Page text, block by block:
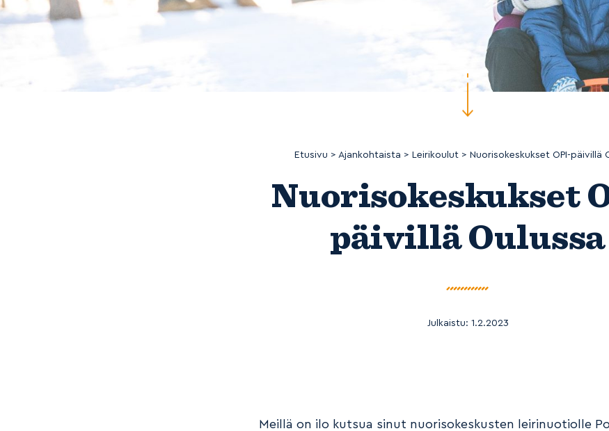
Etusivu > Ajankohtaista > Leirikoulut > Nuorisokeskukset OPI-päivillä
Nuorisokeskukset
päivillä Oulussa
Julkaistu: 1.2.2023
Meillä on ilo kutsua sinut nuorisokeskusten leirinuotiolle